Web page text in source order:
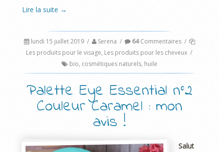
Lire la suite →
lundi 15 juillet 2019 / Serena / 64Commentaires /
Les produits pour le visage, Les produits pour les cheveux /
bio, cosmétiques naturels, huile
Palette Eye Essential n°2
Couleur Caramel : mon
avis !
Salut